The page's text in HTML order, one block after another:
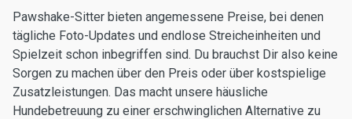
Pawshake-Sitter bieten angemessene Preise, bei denen
tägliche Foto-Updates und endlose Streicheinheiten und
Spielzeit schon inbegriffen sind. Du brauchst Dir also keine
Sorgen zu machen über den Preis oder über kostspielige
Zusatzleistungen. Das macht unsere häusliche
Hundebetreuung zu einer erschwinglichen Alternative zu